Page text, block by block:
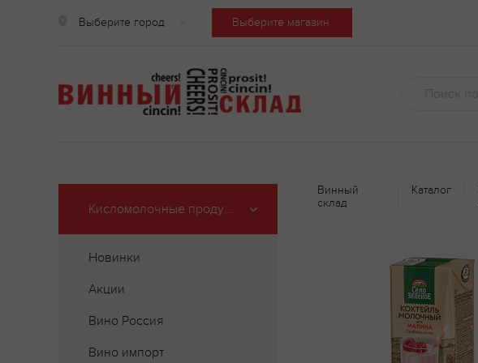
Выберите город Выберите магазин
Кисломолочные продукты
Новинки
Акции
Вино Россия
Вино импорт
Винный
склад
Каталог